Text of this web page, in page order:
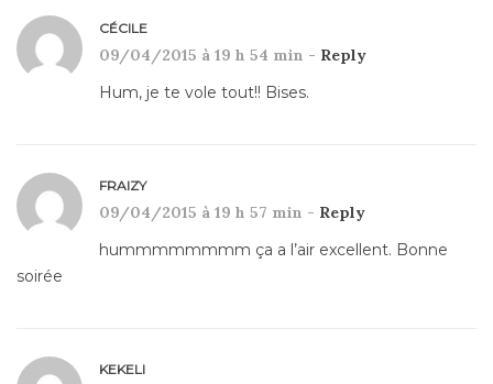
CÉCILE
09/04/2015 à 19 h 54 min - Reply
Hum, je te vole tout!! Bises.
FRAIZY
09/04/2015 à 19 h 57 min - Reply
hummmmmmmm ça a l’air excellent. Bonne
soirée
KEKELI